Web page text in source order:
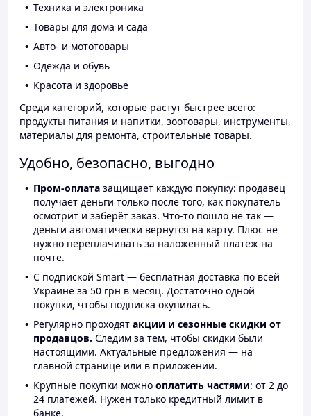
Техника и электроника
Товары для дома и сада
Авто- и мототовары
Одежда и обувь
Красота и здоровье
Среди категорий, которые растут быстрее всего:
продукты питания и напитки, зоотовары, инструменты,
материалы для ремонта, строительные товары.
Удобно, безопасно, выгодно
Пром-оплата защищает каждую покупку: продавец
получает деньги только после того, как покупатель
осмотрит и заберёт заказ. Что-то пошло не так —
деньги автоматически вернутся на карту. Плюс не
нужно переплачивать за наложенный платёж на
почте.
С подпиской Smart — бесплатная доставка по всей
Украине за 50 грн в месяц. Достаточно одной
покупки, чтобы подписка окупилась.
Регулярно проходят акции и сезонные скидки от
продавцов. Следим за тем, чтобы скидки были
настоящими. Актуальные предложения — на
главной странице или в приложении.
Крупные покупки можно оплатить частями: от 2 до
24 платежей. Нужен только кредитный лимит в
банке.